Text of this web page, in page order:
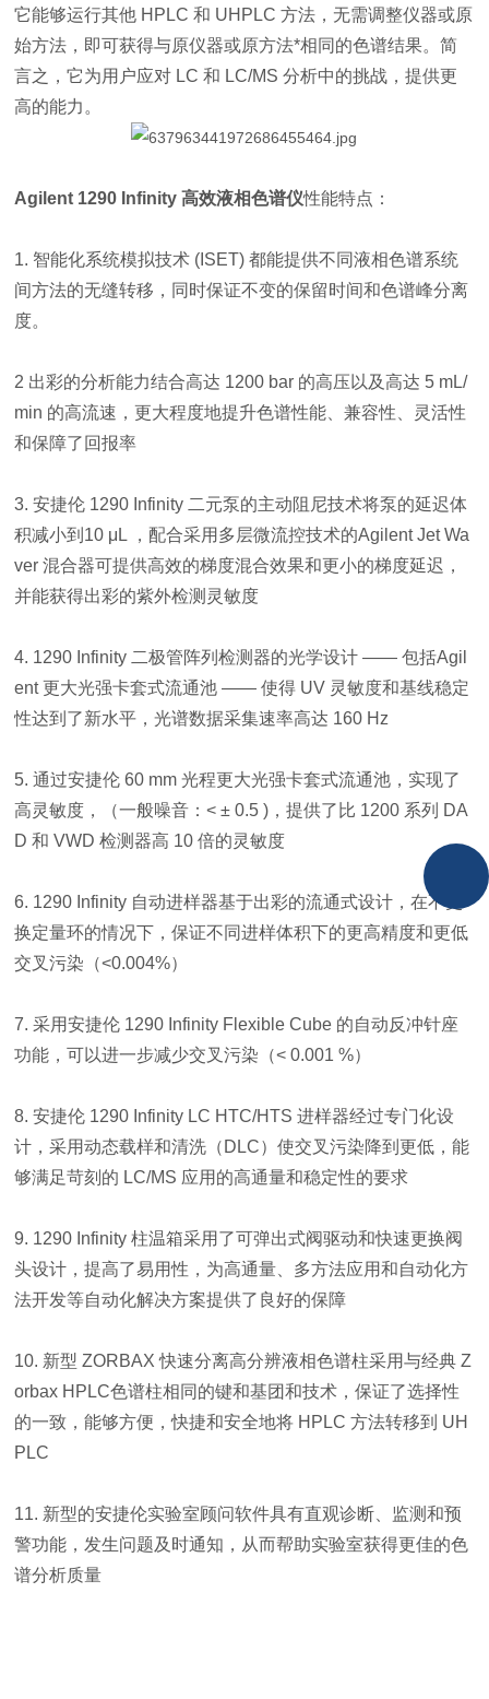
它能够运行其他 HPLC 和 UHPLC 方法，无需调整仪器或原
始方法，即可获得与原仪器或原方法*相同的色谱结果。简
言之，它为用户应对 LC 和 LC/MS 分析中的挑战，提供更
高的能力。
Agilent 1290 Infinity 高效液相色谱仪性能特点：
1. 智能化系统模拟技术 (ISET) 都能提供不同液相色谱系统
间方法的无缝转移，同时保证不变的保留时间和色谱峰分离
度。
2 出彩的分析能力结合高达 1200 bar 的高压以及高达 5 mL/
min 的高流速，更大程度地提升色谱性能、兼容性、灵活性
和保障了回报率
3. 安捷伦 1290 Infinity 二元泵的主动阻尼技术将泵的延迟体
积减小到10 μL ，配合采用多层微流控技术的Agilent Jet Wa
ver 混合器可提供高效的梯度混合效果和更小的梯度延迟，
并能获得出彩的紫外检测灵敏度
4. 1290 Infinity 二极管阵列检测器的光学设计 —— 包括Agil
ent 更大光强卡套式流通池 —— 使得 UV 灵敏度和基线稳定
性达到了新水平，光谱数据采集速率高达 160 Hz
5. 通过安捷伦 60 mm 光程更大光强卡套式流通池，实现了
高灵敏度，（一般噪音：< ± 0.5 )，提供了比 1200 系列 DA
D 和 VWD 检测器高 10 倍的灵敏度
6. 1290 Infinity 自动进样器基于出彩的流通式设计，在不更
换定量环的情况下，保证不同进样体积下的更高精度和更低
交叉污染（<0.004%）
7. 采用安捷伦 1290 Infinity Flexible Cube 的自动反冲针座
功能，可以进一步减少交叉污染（< 0.001 %）
8. 安捷伦 1290 Infinity LC HTC/HTS 进样器经过专门化设
计，采用动态载样和清洗（DLC）使交叉污染降到更低，能
够满足苛刻的 LC/MS 应用的高通量和稳定性的要求
9. 1290 Infinity 柱温箱采用了可弹出式阀驱动和快速更换阀
头设计，提高了易用性，为高通量、多方法应用和自动化方
法开发等自动化解决方案提供了良好的保障
10. 新型 ZORBAX 快速分离高分辨液相色谱柱采用与经典 Z
orbax HPLC色谱柱相同的键和基团和技术，保证了选择性
的一致，能够方便，快捷和安全地将 HPLC 方法转移到 UH
PLC
11. 新型的安捷伦实验室顾问软件具有直观诊断、监测和预
警功能，发生问题及时通知，从而帮助实验室获得更佳的色
谱分析质量